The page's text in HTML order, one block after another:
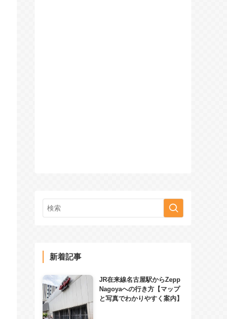
新着記事
JR在来線名古屋駅からZepp
Nagoyaへの行き方【マップ
と写真でわかりやすく案内】